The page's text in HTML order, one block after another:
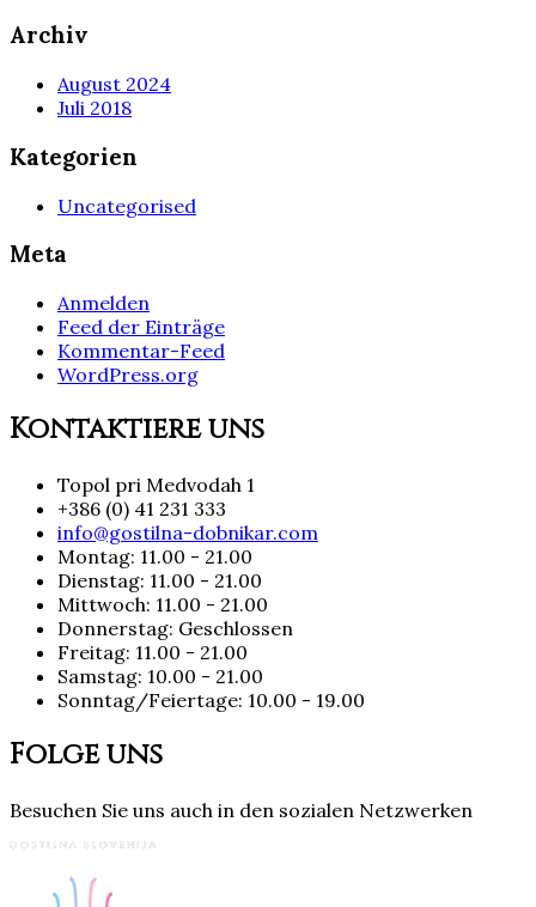
Archiv
August 2024
Juli 2018
Kategorien
Uncategorised
Meta
Anmelden
Feed der Einträge
Kommentar-Feed
WordPress.org
Kontaktiere uns
Topol pri Medvodah 1
+386 (0) 41 231 333
info@gostilna-dobnikar.com
Montag: 11.00 - 21.00
Dienstag: 11.00 - 21.00
Mittwoch: 11.00 - 21.00
Donnerstag: Geschlossen
Freitag: 11.00 - 21.00
Samstag: 10.00 - 21.00
Sonntag/Feiertage: 10.00 - 19.00
Folge uns
Besuchen Sie uns auch in den sozialen Netzwerken